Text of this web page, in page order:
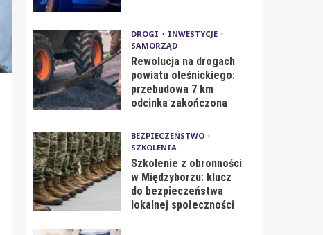
DROGI
INWESTYCJE
SAMORZĄD
Rewolucja na drogach
powiatu oleśnickiego:
przebudowa 7 km
odcinka zakończona
BEZPIECZEŃSTWO
SZKOLENIA
Szkolenie z obronności
w Międzyborzu: klucz
do bezpieczeństwa
lokalnej społeczności